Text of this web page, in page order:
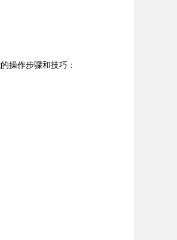
操作步骤和技巧：